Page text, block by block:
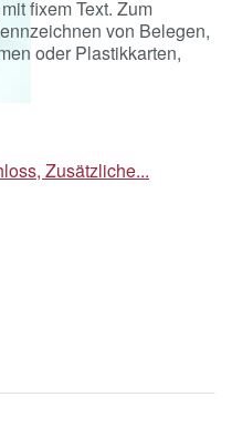
fixem Text. Zum
von Belegen,
oder Plastikkarten,
Zusätzliche...